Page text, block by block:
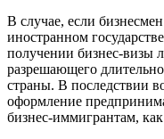
В случае, если
иностранном
получении бизнес-визы
разрешающего
страны. В последствии
оформление
бизнес-иммигрантам,